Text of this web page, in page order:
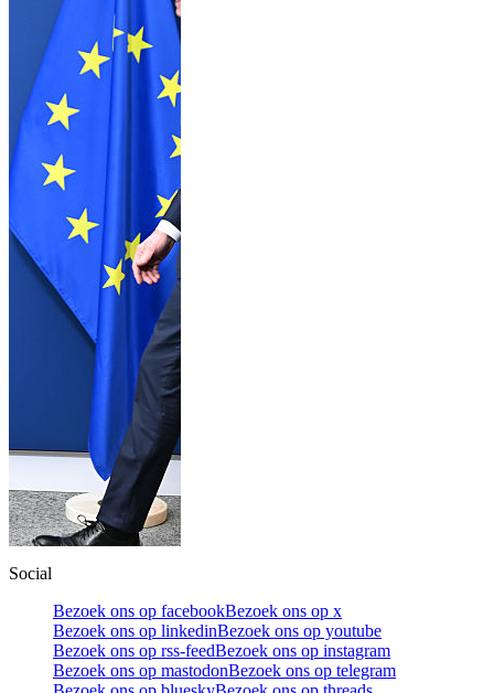
Social
Bezoek ons op facebookBezoek ons op x
Bezoek ons op linkedinBezoek ons op youtube
Bezoek ons op rss-feedBezoek ons op instagram
Bezoek ons op mastodonBezoek ons op telegram